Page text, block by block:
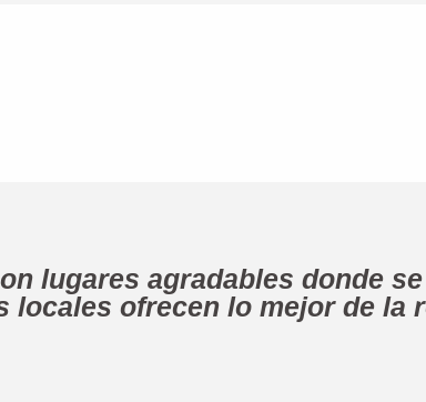
lugares agradables donde
locales ofrecen lo mejor de la